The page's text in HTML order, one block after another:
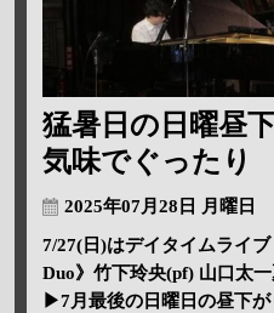
猛暑日の日曜昼
気味でぐったり
2025年07月28日 月曜日
7/27(日)はデイタイムライ
Duo》竹下玲央(pf) 山口太
▶7月最後の日曜日の昼下